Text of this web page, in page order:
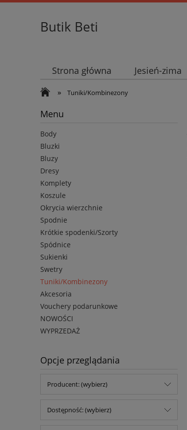
Butik Beti
Strona główna Jesień-zima
» Tuniki/Kombinezony
Menu
Body
Bluzki
Bluzy
Dresy
Komplety
Koszule
Okrycia wierzchnie
Spodnie
Krótkie spodenki/Szorty
Spódnice
Sukienki
Swetry
Tuniki/Kombinezony
Akcesoria
Vouchery podarunkowe
NOWOŚCI
WYPRZEDAŻ
Opcje przeglądania
Producent: (wybierz)
Dostępność: (wybierz)